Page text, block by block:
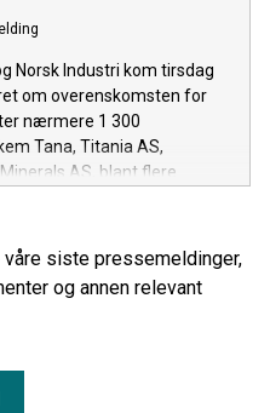
Norsk Industri kom tirsdag
om overenskomsten for
nærmere 1 300
Tana, Titania AS,
AS, blant flere.
våre siste pressemeldinger,
og annen relevant